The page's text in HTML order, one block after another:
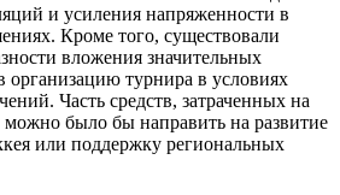
и усиления напряженности в
Кроме того, существовали
вложения значительных
организацию турнира в условиях
Часть средств, затраченных на
было бы направить на развитие
или поддержку региональных